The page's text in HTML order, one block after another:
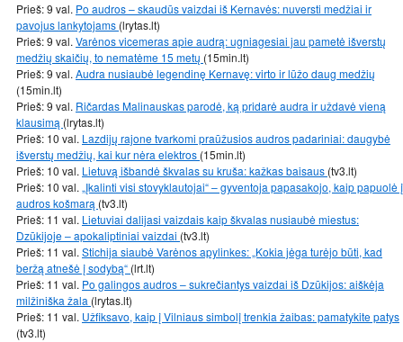
Prieš: 9 val. Po audros – skaudūs vaizdai iš Kernavės: nuversti medžiai ir
pavojus lankytojams (lrytas.lt)
Prieš: 9 val. Varėnos vicemeras apie audrą: ugniagesiai jau pametė išverstų
medžių skaičių, to nematėme 15 metų (15min.lt)
Prieš: 9 val. Audra nusiaubė legendinę Kernavę: virto ir lūžo daug medžių
(15min.lt)
Prieš: 9 val. Ričardas Malinauskas parodė, ką pridarė audra ir uždavė vieną
klausimą (lrytas.lt)
Prieš: 10 val. Lazdijų rajone tvarkomi praūžusios audros padariniai: daugybė
išverstų medžių, kai kur nėra elektros (15min.lt)
Prieš: 10 val. Lietuvą išbandė škvalas su kruša: kažkas baisaus (tv3.lt)
Prieš: 10 val. „Įkalinti visi stovyklautojai“ – gyventoja papasakojo, kaip papuolė į
audros košmarą (tv3.lt)
Prieš: 11 val. Lietuviai dalijasi vaizdais kaip škvalas nusiaubė miestus:
Dzūkijoje – apokaliptiniai vaizdai (tv3.lt)
Prieš: 11 val. Stichija siaubė Varėnos apylinkes: „Kokia jėga turėjo būti, kad
beržą atnešė į sodybą“ (lrt.lt)
Prieš: 11 val. Po galingos audros – sukrečiantys vaizdai iš Dzūkijos: aiškėja
milžiniška žala (lrytas.lt)
Prieš: 11 val. Užfiksavo, kaip į Vilniaus simbolį trenkia žaibas: pamatykite patys
(tv3.lt)